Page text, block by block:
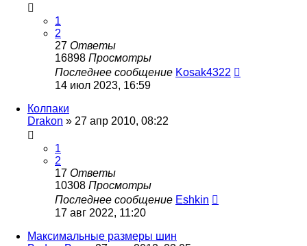
1
2
27 Ответы
16898 Просмотры
Последнее сообщение Kosak4322
14 июл 2023, 16:59
Колпаки
Drakon » 27 апр 2010, 08:22
1
2
17 Ответы
10308 Просмотры
Последнее сообщение Eshkin
17 авг 2022, 11:20
Максимальные размеры шин